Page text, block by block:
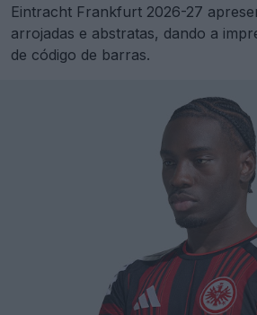
Eintracht Frankfurt 2026-27
arrojadas e abstratas, dando a
de código de barras.